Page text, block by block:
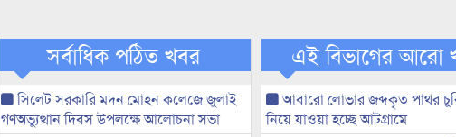
সর্বাধিক পঠিত খবর
সিলেট সরকারি মদন মোহন কলেজে জুলাই
গণঅভ্যুত্থান দিবস উপলক্ষে আলোচনা সভা
এই বিভাগের আরো
আবারো লোভার জব্দকৃত পাথর
নিয়ে যাওয়া হচ্ছে আটগ্রামে